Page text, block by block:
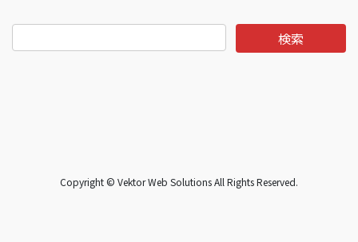
Copyright © Vektor Web Solutions All Rights Reserved.